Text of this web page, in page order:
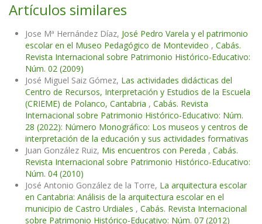
Artículos similares
Jose Mª Hernández Díaz, José Pedro Varela y el patrimonio
escolar en el Museo Pedagógico de Montevideo , Cabás.
Revista Internacional sobre Patrimonio Histórico-Educativo:
Núm. 02 (2009)
José Miguel Saiz Gómez, Las actividades didácticas del
Centro de Recursos, Interpretación y Estudios de la Escuela
(CRIEME) de Polanco, Cantabria , Cabás. Revista
Internacional sobre Patrimonio Histórico-Educativo: Núm.
28 (2022): Número Monográfico: Los museos y centros de
interpretación de la educación y sus actividades formativas
Juan González Ruiz, Mis encuentros con Pereda , Cabás.
Revista Internacional sobre Patrimonio Histórico-Educativo:
Núm. 04 (2010)
José Antonio González de la Torre, La arquitectura escolar
en Cantabria: Análisis de la arquitectura escolar en el
municipio de Castro Urdiales , Cabás. Revista Internacional
sobre Patrimonio Histórico-Educativo: Núm. 07 (2012)